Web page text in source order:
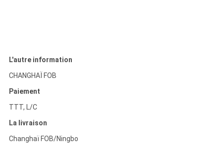
L'autre information
CHANGHAÏ FOB
Paiement
TTT, L/C
La livraison
Changhaï FOB/Ningbo